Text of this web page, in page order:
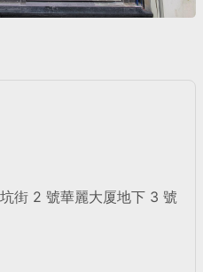
街 2 號華麗大厦地下 3 號